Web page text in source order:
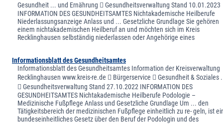
Gesundheit ... und Ernährung  Gesundheitsverwaltung Stand 10.01.2023
INFORMATION DES GESUNDHEITSAMTES Nichtakademische Heilberufe
Niederlassungsanzeige Anlass und ... Gesetzliche Grundlage Sie gehören
einem nichtakademischen Heilberuf an und möchten sich im Kreis
Recklinghausen selbständig niederlassen oder Angehörige eines
Informationsblatt des Gesundheitsamtes
Informationsblatt des Gesundheitsamtes Information der Kreisverwaltung
Recklinghausen www.kreis-re.de  Bürgerservice  Gesundheit & Soziales
 Gesundheitsverwaltung Stand 27.10.2022 INFORMATION DES
GESUNDHEITSAMTES Nichtakademische Heilberufe Podologie –
Medizinische Fußpflege Anlass und Gesetzliche Grundlage Um ... den
Tätigkeitsbereich der medizinischen Fußpflege einheitlich zu re- geln, ist
bundeseinheitliches Gesetz über den Beruf der Podologin und des